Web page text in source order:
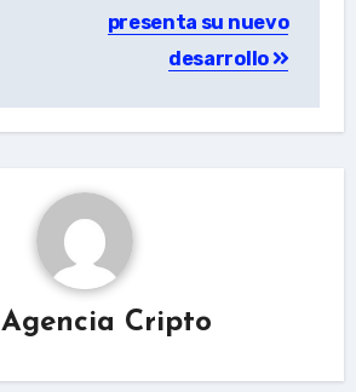
presenta su nuevo
desarrollo
Agencia Cripto